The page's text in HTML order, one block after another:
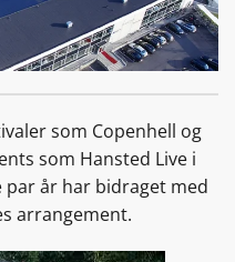
som Copenhell og
som Hansted Live i
par år har bidraget med
arrangement.